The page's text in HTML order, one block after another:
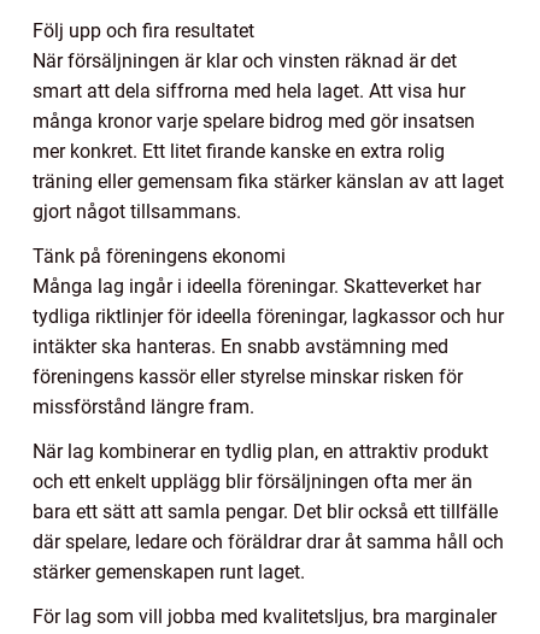
Följ upp och fira resultatet
När försäljningen är klar och vinsten räknad är det
smart att dela siffrorna med hela laget. Att visa hur
många kronor varje spelare bidrog med gör insatsen
mer konkret. Ett litet firande kanske en extra rolig
träning eller gemensam fika stärker känslan av att laget
gjort något tillsammans.
Tänk på föreningens ekonomi
Många lag ingår i ideella föreningar. Skatteverket har
tydliga riktlinjer för ideella föreningar, lagkassor och hur
intäkter ska hanteras. En snabb avstämning med
föreningens kassör eller styrelse minskar risken för
missförstånd längre fram.
När lag kombinerar en tydlig plan, en attraktiv produkt
och ett enkelt upplägg blir försäljningen ofta mer än
bara ett sätt att samla pengar. Det blir också ett tillfälle
där spelare, ledare och föräldrar drar åt samma håll och
stärker gemenskapen runt laget.
För lag som vill jobba med kvalitetsljus, bra marginaler